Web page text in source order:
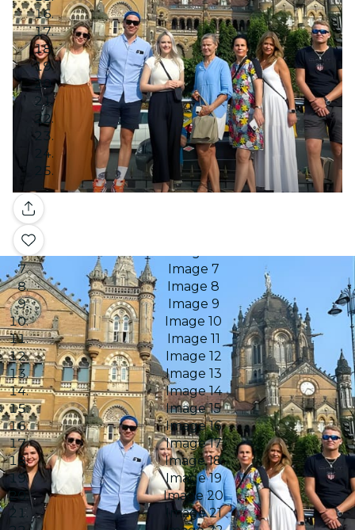
Galerie
Image 1
Image 2
Image 7
Image 8
Image 9
Image 10
Image 11
Image 12
Image 13
Image 14
Image 15
Image 16
Image 17
Image 18
Image 19
Image 20
Image 21